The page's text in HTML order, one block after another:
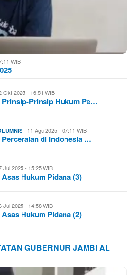
WIB
Okt 2025 - 16:51 WIB
Prinsip-Prinsip Hukum Pe…
11 Agu 2025 - 07:11 WIB
di Indonesia …
Jul 2025 - 15:25 WIB
Hukum Pidana (3)
Jul 2025 - 14:58 WIB
Hukum Pidana (2)
GUBERNUR JAMBI AL